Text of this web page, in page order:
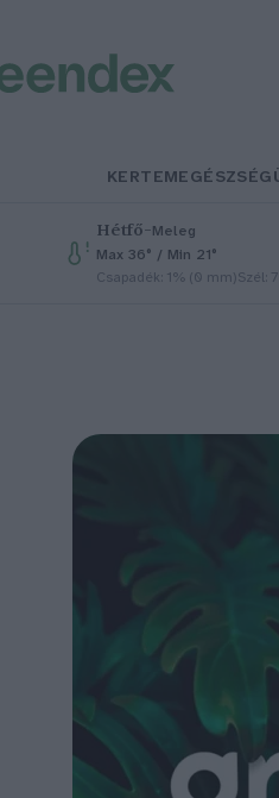
KERTEM
Hétfő–Meleg
Max 36° / Min 21°
Csapadék: 1% (0 mm)Szél: